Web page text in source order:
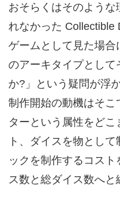
おそらくはそのよう
れなかった Collectible
ゲームとして見た場
のアーキタイプとして
か?」という疑問が浮
制作開始の動機はそこ
ターという属性をど
ト、ダイスを物とし
ックを制作するコス
ス数と総ダイス数へと